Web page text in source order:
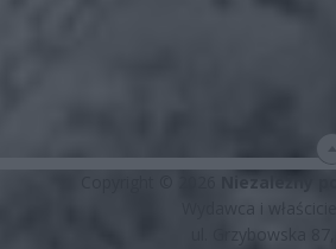
Niezależny
Wydawca i
ul. Grzybowska